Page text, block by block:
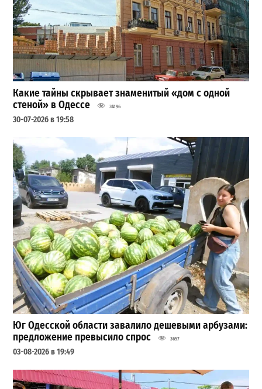
Какие тайны скрывает знаменитый «дом с одной
стеной» в Одессе
34196
30-07-2026 в 19:58
Юг Одесской области завалило дешевыми арбузами:
предложение превысило спрос
3657
03-08-2026 в 19:49